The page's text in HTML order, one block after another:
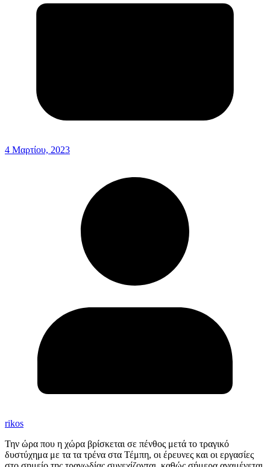
4 Μαρτίου, 2023
rikos
Την ώρα που η χώρα βρίσκεται σε πένθος μετά το τραγικό
δυστύχημα με τα τα τρένα στα Τέμπη, οι έρευνες και οι εργασίες